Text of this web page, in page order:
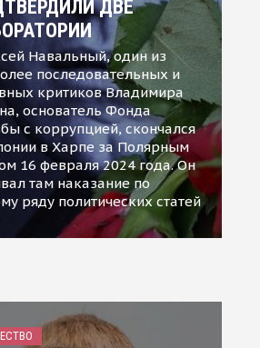
ДВЕ
Навальный, один из
последовательных и
критиков Владимира
основатель Фонда
с коррупцией, скончался
в Харпе за Полярным
16 февраля 2024 года. Он
там наказание по
ряду политических статей